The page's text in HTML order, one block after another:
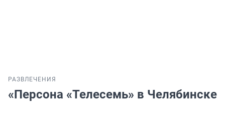
РАЗВЛЕЧЕНИЯ
«Персона «Телесемь» в Челябинске